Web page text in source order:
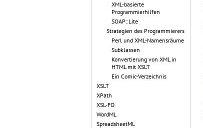
XML-basierte
Programmierhilfen
SOAP::Lite
Strategien des Programmierers
Perl und XML-Namensräume
Subklassen
Konvertierung von XML in
HTML mit XSLT
Ein Comic-Verzeichnis
XSLT
XPath
XSL-FO
WordML
SpreadsheetML